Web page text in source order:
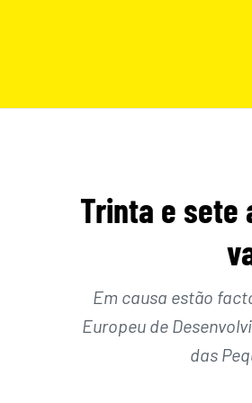
Trinta e sete
Em causa estão
Europeu de
das